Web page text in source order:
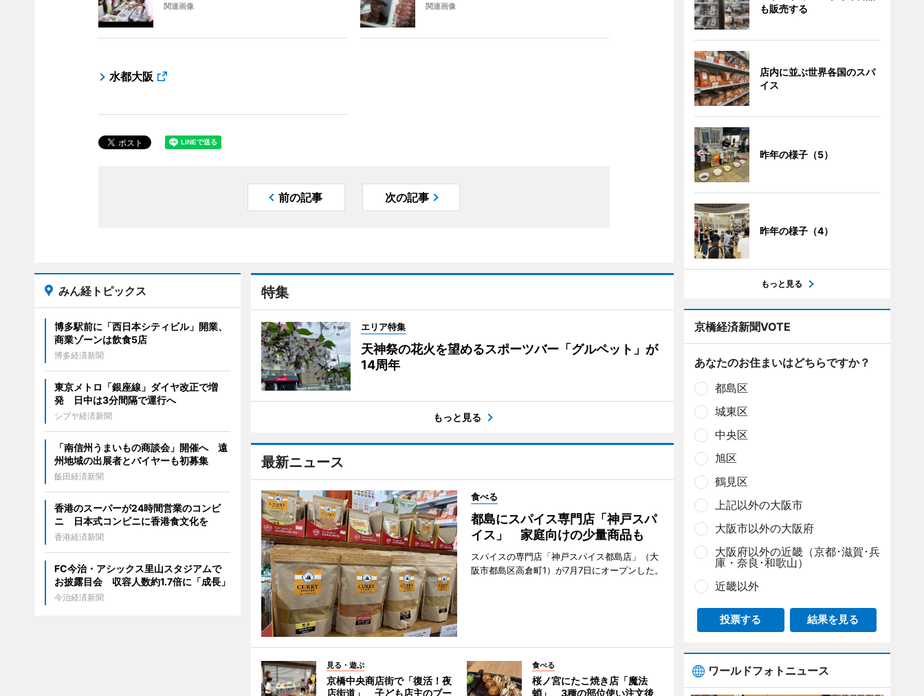
関連画像 関連画像
水都大阪
前の記事 次の記事
特集
エリア特集
天神祭の花火を望めるスポーツバー「グルペット」が
14周年
もっと見る
最新ニュース
食べる
都島にスパイス専門店「神戸スパ
イス」 家庭向けの少量商品も
スパイスの専門店「神戸スパイス都島店」（大
阪市都島区高倉町1）が7月7日にオープンした。
見る・遊ぶ
京橋中央商店街で「復活！夜
店街道」 子ども店主のブー
食べる
桜ノ宮にたこ焼き店「魔法
蛸」 3種の部位使い注文後
みん経トピックス
博多駅前に「西日本シティビル」開業、
商業ゾーンは飲食5店
博多経済新聞
東京メトロ「銀座線」ダイヤ改正で増
発 日中は3分間隔で運行へ
シブヤ経済新聞
「南信州うまいもの商談会」開催へ 遠
州地域の出展者とバイヤーも初募集
飯田経済新聞
香港のスーパーが24時間営業のコンビ
ニ 日本式コンビニに香港食文化を
香港経済新聞
FC今治・アシックス里山スタジアムで
お披露目会 収容人数約1.7倍に「成長」
今治経済新聞
も販売する
店内に並ぶ世界各国のスパ
イス
昨年の様子（5）
昨年の様子（4）
もっと見る
京橋経済新聞VOTE
あなたのお住まいはどちらですか？
都島区
城東区
中央区
旭区
鶴見区
上記以外の大阪市
大阪市以外の大阪府
大阪府以外の近畿（京都･滋賀･兵
庫・奈良･和歌山）
近畿以外
投票する 結果を見る
ワールドフォトニュース